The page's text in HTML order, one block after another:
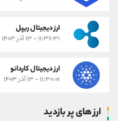
ارز دیجیتال ریپل
۱۱:۳۶:۳۱ - ۱۳ آذر ۱۴۰۳
ارز دیجیتال کاردانو
۱۱:۳۰:۰۱ - ۱۳ آذر ۱۴۰۳
ارز های پر بازدید